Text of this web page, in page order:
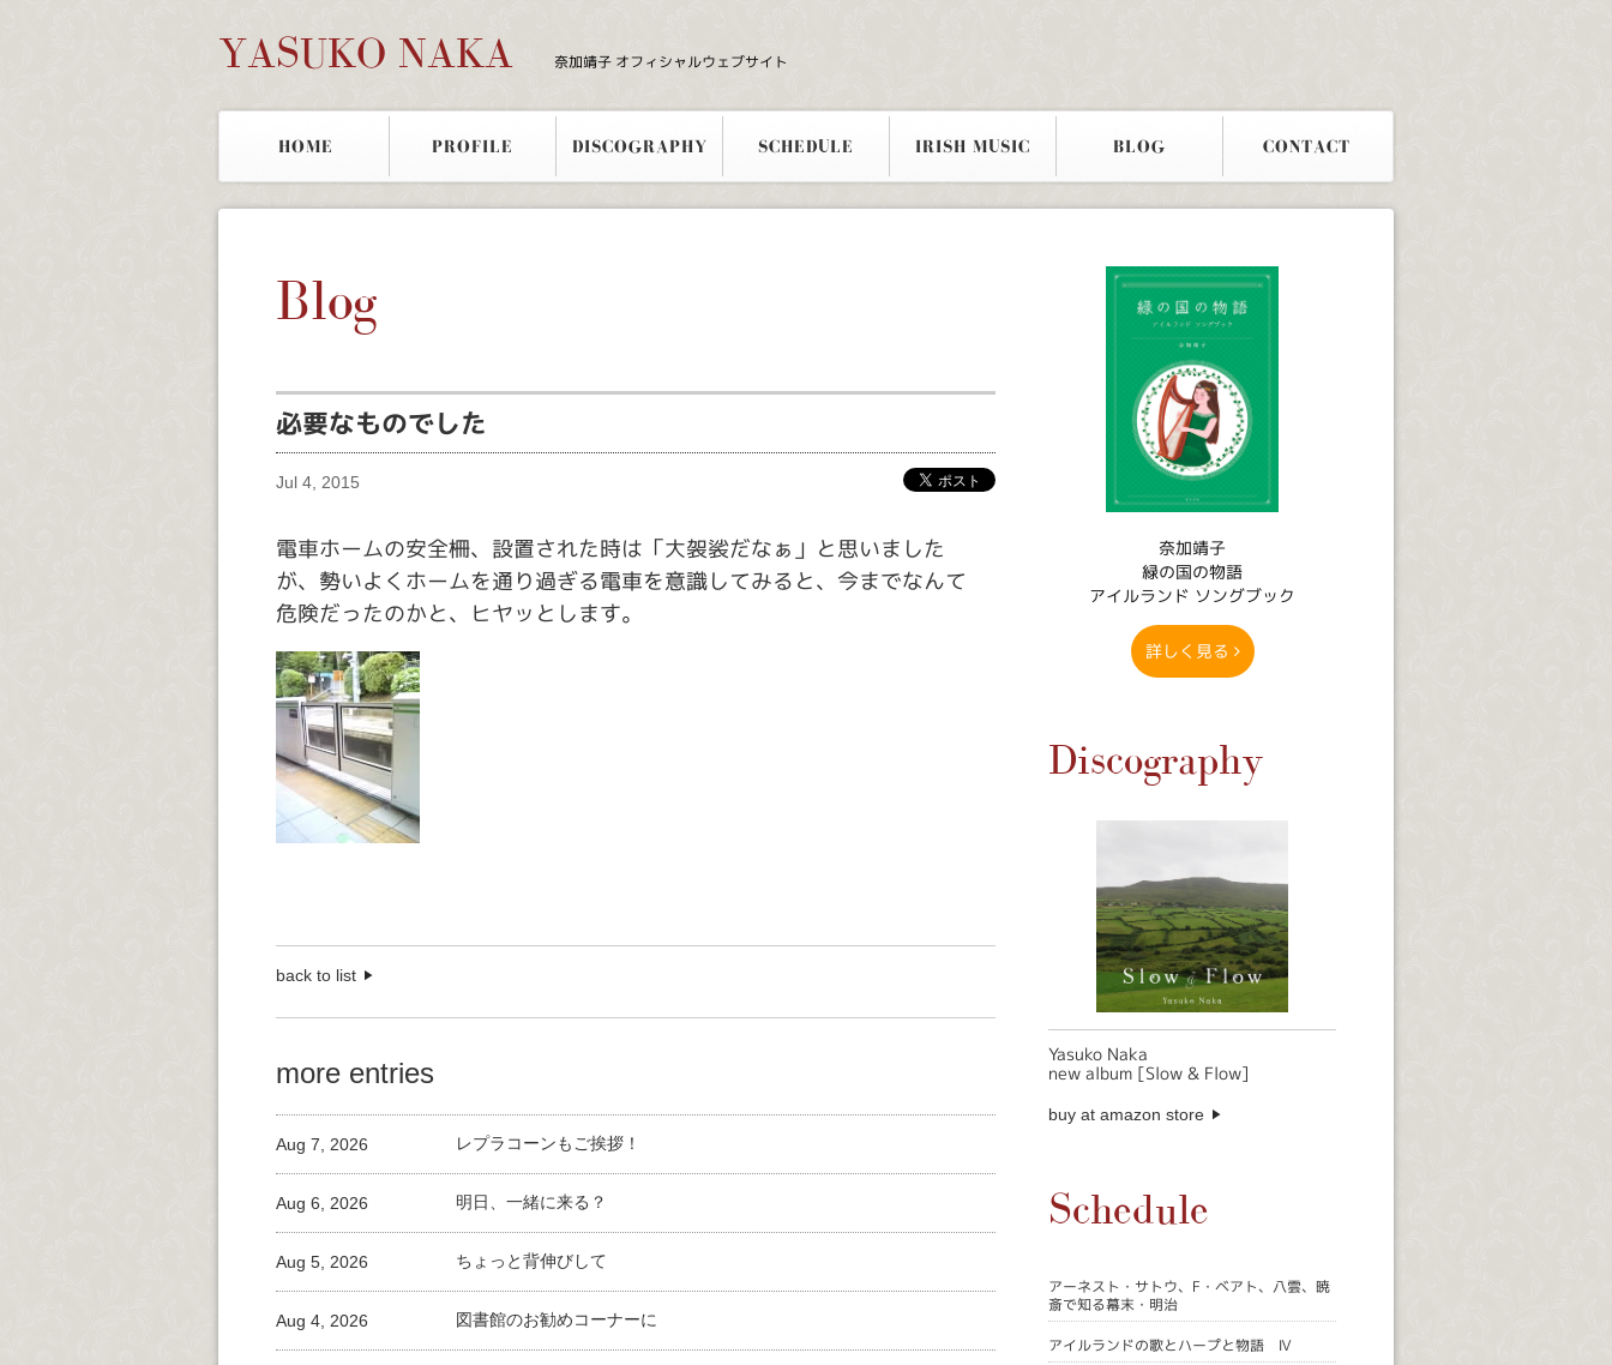
YASUKO NAKA 奈加靖子 オフィシャルウェブサイト
HOME PROFILE DISCOGRAPHY SCHEDULE IRISH MUSIC BLOG CONTACT
Blog
必要なものでした
Jul 4, 2015
電車ホームの安全柵、設置された時は「大袈裟だなぁ」と思いました
が、勢いよくホームを通り過ぎる電車を意識してみると、今までなんて
危険だったのかと、ヒヤッとします。
back to list
more entries
レプラコーンもご挨拶！
Aug 7, 2026
明日、一緒に来る？
Aug 6, 2026
ちょっと背伸びして
Aug 5, 2026
図書館のお勧めコーナーに
Aug 4, 2026
奈加靖子
緑の国の物語
アイルランド ソングブック
詳しく見る
Discography
Yasuko Naka
new album [Slow & Flow]
buy at amazon store
Schedule
アーネスト・サトウ、F・ベアト、八雲、暁
斎で知る幕末・明治
アイルランドの歌とハープと物語 Ⅳ